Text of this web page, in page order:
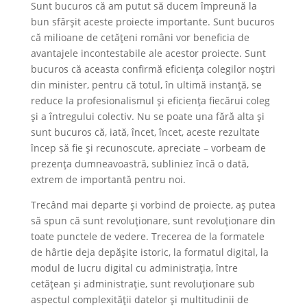
Sunt bucuros că am putut să ducem împreună la
bun sfârșit aceste proiecte importante. Sunt bucuros
că milioane de cetățeni români vor beneficia de
avantajele incontestabile ale acestor proiecte. Sunt
bucuros că aceasta confirmă eficiența colegilor noștri
din minister, pentru că totul, în ultimă instanță, se
reduce la profesionalismul și eficiența fiecărui coleg
și a întregului colectiv. Nu se poate una fără alta și
sunt bucuros că, iată, încet, încet, aceste rezultate
încep să fie și recunoscute, apreciate – vorbeam de
prezența dumneavoastră, subliniez încă o dată,
extrem de importantă pentru noi.
Trecând mai departe și vorbind de proiecte, aș putea
să spun că sunt revoluționare, sunt revoluționare din
toate punctele de vedere. Trecerea de la formatele
de hârtie deja depășite istoric, la formatul digital, la
modul de lucru digital cu administrația, între
cetățean și administrație, sunt revoluționare sub
aspectul complexității datelor și multitudinii de